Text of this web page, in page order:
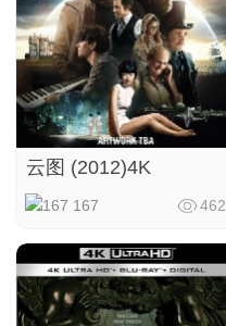
云图 (2012)4K
167 462